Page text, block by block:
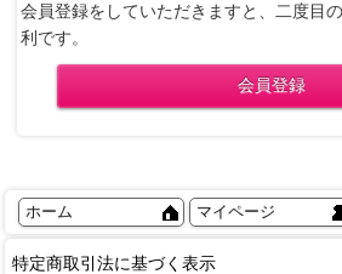
会員登録をしていただきますと、二度目
利です。
ホーム マイページ
特定商取引法に基づく表示